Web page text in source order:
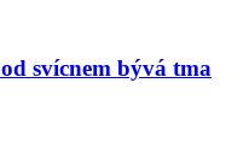
svícnem bývá tma